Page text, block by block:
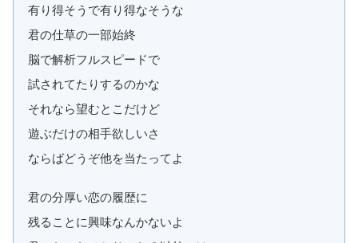
有り得そうで有り得なそうな
君の仕草の一部始終
脳で解析フルスピードで
試されてたりするのかな
それなら望むとこだけど
遊ぶだけの相手欲しいさ
ならばどうぞ他を当たってよ
君の分厚い恋の履歴に
残ることに興味なんかないよ